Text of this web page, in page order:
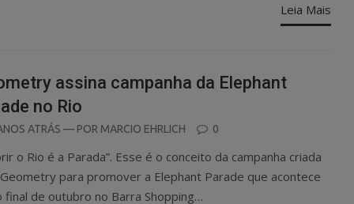
Leia Mais
assina campanha da Elephant
no Rio
ATRÁS — POR MARCIO EHRLICH 0
o Rio é a Parada”. Esse é o conceito da campanha criada
para promover a Elephant Parade que acontece
final de outubro no Barra Shopping…